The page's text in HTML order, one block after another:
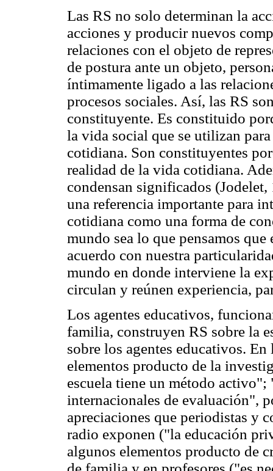
Las RS no solo determinan la
acciones y producir nuevos
relaciones con el objeto de
de postura ante un objeto,
íntimamente ligado a las
procesos sociales. Así, las RS
constituyente. Es constituido
la vida social que se utilizan
cotidiana. Son constituyentes
realidad de la vida cotidiana.
condensan significados (Jodelet,
una referencia importante para
cotidiana como una forma de
mundo sea lo que pensamos que
acuerdo con nuestra
mundo en donde interviene la
circulan y reúnen experiencia,
Los agentes educativos,
familia, construyen RS sobre la
sobre los agentes educativos.
elementos producto de la
escuela tiene un método activo";
internacionales de evaluación",
apreciaciones que periodistas y
radio exponen ("la educación
algunos elementos producto de